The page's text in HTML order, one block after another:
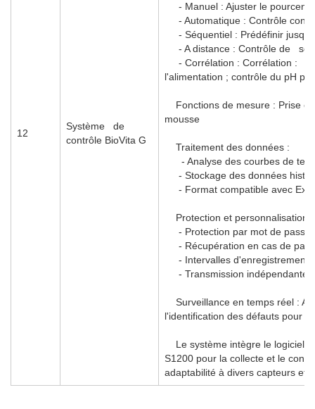
12
Système de
contrôle BioVita G
- Manuel : Ajuster le
- Automatique : Contrôle
- Séquentiel : Prédéfinir
- A distance : Contrôle de
- Corrélation : Corrélation :
l'alimentation ; contrôle du pH
Fonctions de mesure : Prise
mousse
Traitement des données :
- Analyse des courbes de
- Stockage des données
- Format compatible avec
Protection et personnalisation
- Protection par mot de passe
- Récupération en cas de
- Intervalles d'enregistrement
- Transmission indépendante
Surveillance en temps réel :
l'identification des défauts pour
Le système intègre le logiciel
S1200 pour la collecte et le
adaptabilité à divers capteurs et